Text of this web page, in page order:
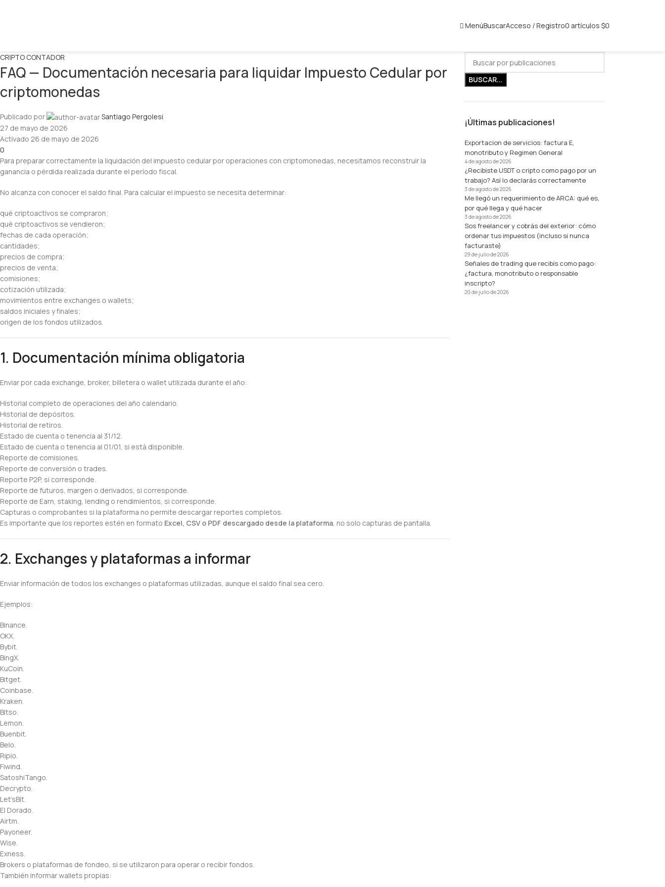
MenúBuscarAcceso / Registro0 artículos $0
CRIPTO CONTADOR
FAQ — Documentación necesaria para liquidar Impuesto Cedular por
criptomonedas
Publicado por
Santiago Pergolesi
27 de mayo de 2026
Activado 26 de mayo de 2026
0
Para preparar correctamente la liquidación del impuesto cedular por operaciones con criptomonedas, necesitamos reconstruir la
ganancia o pérdida realizada durante el período fiscal.
No alcanza con conocer el saldo final. Para calcular el impuesto se necesita determinar:
qué criptoactivos se compraron;
qué criptoactivos se vendieron;
fechas de cada operación;
cantidades;
precios de compra;
precios de venta;
comisiones;
cotización utilizada;
movimientos entre exchanges o wallets;
saldos iniciales y finales;
origen de los fondos utilizados.
1. Documentación mínima obligatoria
Enviar por cada exchange, broker, billetera o wallet utilizada durante el año:
Historial completo de operaciones del año calendario.
Historial de depósitos.
Historial de retiros.
Estado de cuenta o tenencia al 31/12.
Estado de cuenta o tenencia al 01/01, si está disponible.
Reporte de comisiones.
Reporte de conversión o trades.
Reporte P2P, si corresponde.
Reporte de futuros, margen o derivados, si corresponde.
Reporte de Earn, staking, lending o rendimientos, si corresponde.
Capturas o comprobantes si la plataforma no permite descargar reportes completos.
Es importante que los reportes estén en formato Excel, CSV o PDF descargado desde la plataforma, no solo capturas de pantalla.
2. Exchanges y plataformas a informar
Enviar información de todos los exchanges o plataformas utilizadas, aunque el saldo final sea cero.
Ejemplos:
Binance.
OKX.
Bybit.
BingX.
KuCoin.
Bitget.
Coinbase.
Kraken.
Bitso.
Lemon.
Buenbit.
Belo.
Ripio.
Fiwind.
SatoshiTango.
Decrypto.
Let’sBit.
El Dorado.
Airtm.
Payoneer.
Wise.
Exness.
Brokers o plataformas de fondeo, si se utilizaron para operar o recibir fondos.
También informar wallets propias:
BUSCAR...
¡Últimas publicaciones!
Exportacion de servicios: factura E,
monotributo y Regimen General
4 de agosto de 2026
¿Recibiste USDT o cripto como pago por un
trabajo? Así lo declarás correctamente
3 de agosto de 2026
Me llegó un requerimiento de ARCA: qué es,
por qué llega y qué hacer
3 de agosto de 2026
Sos freelancer y cobrás del exterior: cómo
ordenar tus impuestos (incluso si nunca
facturaste)
29 de julio de 2026
Señales de trading que recibís como pago:
¿factura, monotributo o responsable
inscripto?
20 de julio de 2026